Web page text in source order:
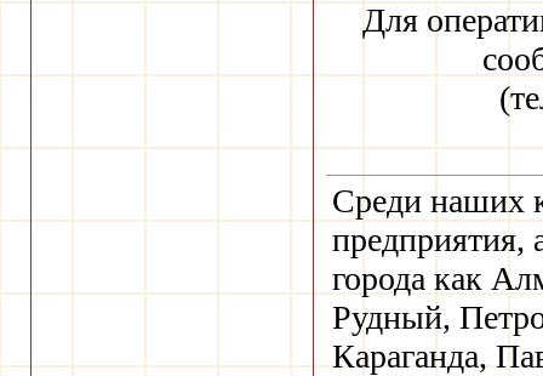
Для
Среди наших
предприятия,
города как
Рудный,
Караганда,